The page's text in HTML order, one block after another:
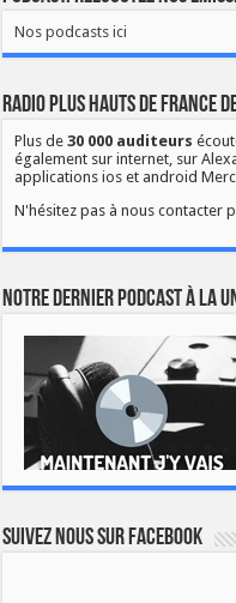
Nos podcasts ici
Radio Plus Hauts de France
Plus de30 000 auditeurs
également sur internet, sur
applications ios et android
N'hésitez pas à nous contacter
Notre dernier podcast à la
Suivez nous sur Facebook